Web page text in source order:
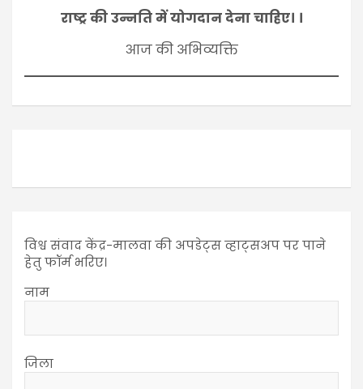
राष्ट्र की उन्नति में योगदान देना चाहिए। ।
आज की अभिव्यक्ति
विश्व संवाद केंद्र-मालवा की अपडेट्स व्हाट्सअप पर पाने
हेतु फॉर्म भरिए।
नाम
जिला